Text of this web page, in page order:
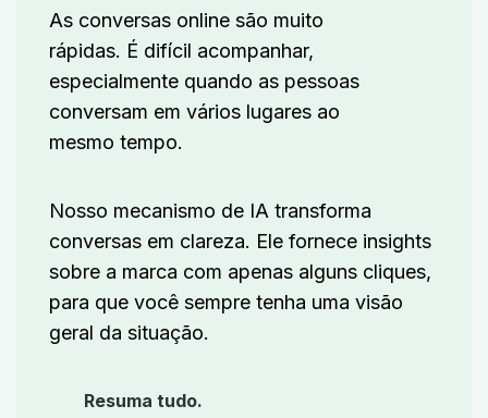
As conversas online são muito
rápidas. É difícil acompanhar,
especialmente quando as pessoas
conversam em vários lugares ao
mesmo tempo.
Nosso mecanismo de IA transforma
conversas em clareza. Ele fornece insights
sobre a marca com apenas alguns cliques,
para que você sempre tenha uma visão
geral da situação.
Resuma tudo.